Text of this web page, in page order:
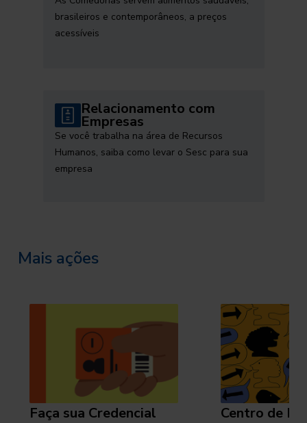
brasileiros e contemporâneos, a preços
acessíveis
Relacionamento com
Empresas
Se você trabalha na área de Recursos
Humanos, saiba como levar o Sesc para sua
empresa
Mais ações
Faça sua Credencial
Centro de